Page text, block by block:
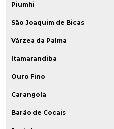
Piumhi
São Joaquim de Bicas
Várzea da Palma
Itamarandiba
Ouro Fino
Carangola
Barão de Cocais